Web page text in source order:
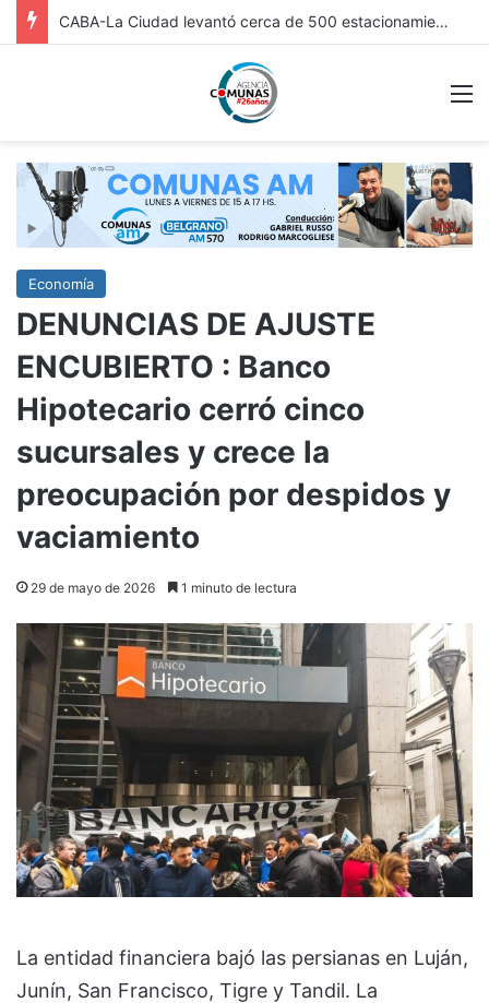
FRICC 2026: EN ITUZAINGÓ ESTÁ ABIERTA LA INSCRIPCIÓN A LAS RONDAS DE VINCULACIÓN PARA ARTESANOS, ARTISTAS Y EMPRENDEDORES CULTURALES
Economía
DENUNCIAS DE AJUSTE
ENCUBIERTO : Banco
Hipotecario cerró cinco
sucursales y crece la
preocupación por despidos y
vaciamiento
29 de mayo de 2026 1 minuto de lectura
La entidad financiera bajó las persianas en Luján,
Junín, San Francisco, Tigre y Tandil. La